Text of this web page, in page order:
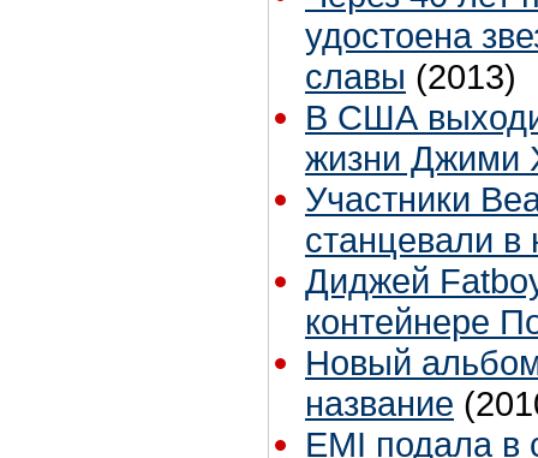
удостоена
славы (2013)
В США
жизни Джими
Участники
станцевали
Диджей
контейнере
Новый
название
EMI подала в